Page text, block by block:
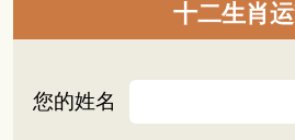
十二生肖
您的姓名